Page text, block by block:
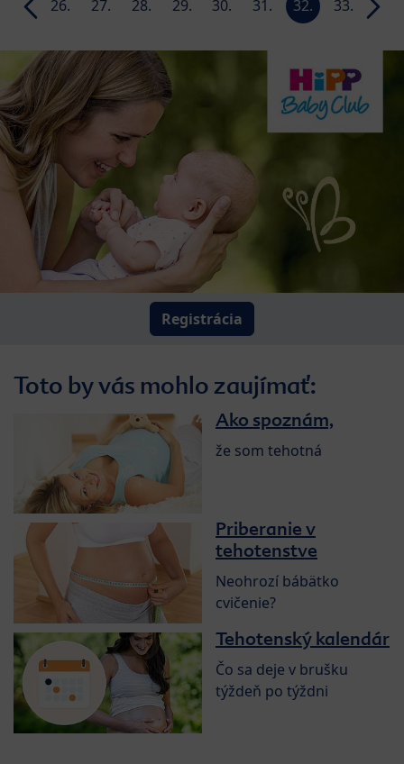
25.
26.
27.
28.
29.
30.
31.
32.
33.
34.
Registrácia
Toto by vás mohlo zaujímať:
Ako spoznám,
že som tehotná
Priberanie v
tehotenstve
Neohrozí bábätko
cvičenie?
Tehotenský kalendár
Čo sa deje v brušku
týždeň po týždni